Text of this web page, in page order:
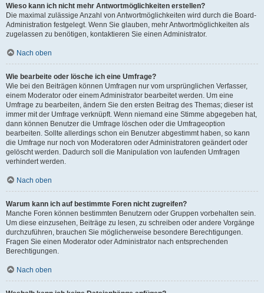
Wieso kann ich nicht mehr Antwortmöglichkeiten erstellen?
Die maximal zulässige Anzahl von Antwortmöglichkeiten wird durch die Board-
Administration festgelegt. Wenn Sie glauben, mehr Antwortmöglichkeiten als
zugelassen zu benötigen, kontaktieren Sie einen Administrator.
Nach oben
Wie bearbeite oder lösche ich eine Umfrage?
Wie bei den Beiträgen können Umfragen nur vom ursprünglichen Verfasser,
einem Moderator oder einem Administrator bearbeitet werden. Um eine
Umfrage zu bearbeiten, ändern Sie den ersten Beitrag des Themas; dieser ist
immer mit der Umfrage verknüpft. Wenn niemand eine Stimme abgegeben hat,
dann können Benutzer die Umfrage löschen oder die Umfrageoption
bearbeiten. Sollte allerdings schon ein Benutzer abgestimmt haben, so kann
die Umfrage nur noch von Moderatoren oder Administratoren geändert oder
gelöscht werden. Dadurch soll die Manipulation von laufenden Umfragen
verhindert werden.
Nach oben
Warum kann ich auf bestimmte Foren nicht zugreifen?
Manche Foren können bestimmten Benutzern oder Gruppen vorbehalten sein.
Um diese einzusehen, Beiträge zu lesen, zu schreiben oder andere Vorgänge
durchzuführen, brauchen Sie möglicherweise besondere Berechtigungen.
Fragen Sie einen Moderator oder Administrator nach entsprechenden
Berechtigungen.
Nach oben